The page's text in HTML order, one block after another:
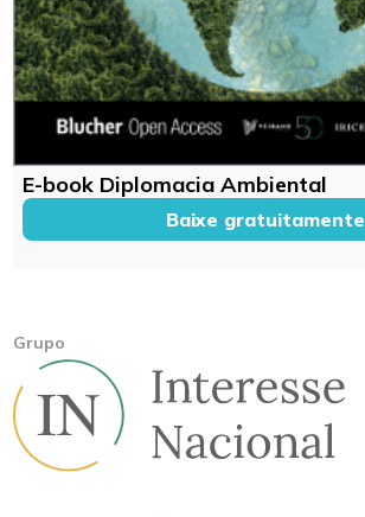
E-book Diplomacia Ambiental
Baixe gratuitamente
Grupo